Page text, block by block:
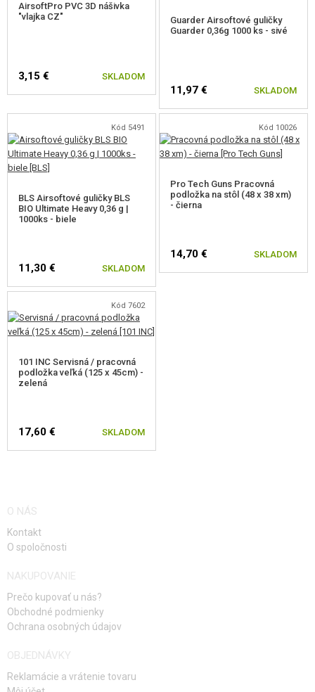
AirsoftPro PVC 3D nášivka
"vlajka CZ"
3,15 € SKLADOM
Guarder Airsoftové guličky
Guarder 0,36g 1000 ks - sivé
11,97 € SKLADOM
Kód 5491
BLS Airsoftové guličky BLS
BIO Ultimate Heavy 0,36 g |
1000ks - biele
11,30 € SKLADOM
Kód 10026
Pro Tech Guns Pracovná
podložka na stôl (48 x 38 xm)
- čierna
14,70 € SKLADOM
Kód 7602
101 INC Servisná / pracovná
podložka veľká (125 x 45cm) -
zelená
17,60 € SKLADOM
O NÁS
Kontakt
O spoločnosti
NAKUPOVANIE
Prečo kupovať u nás?
Obchodné podmienky
Ochrana osobných údajov
OBJEDNÁVKY
Reklamácie a vrátenie tovaru